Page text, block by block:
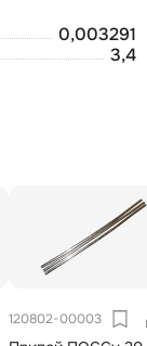
0,003291
3,4
120802-00003